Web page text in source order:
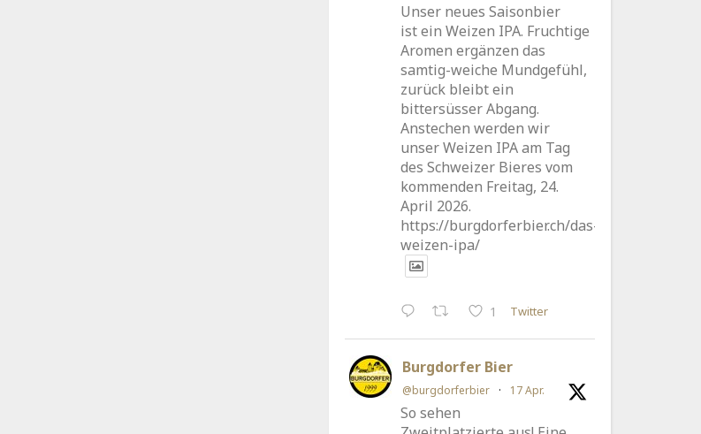
Unser neues Saisonbier
ist ein Weizen IPA. Fruchtige
Aromen ergänzen das
samtig-weiche Mundgefühl,
zurück bleibt ein
bittersüsser Abgang.
Anstechen werden wir
unser Weizen IPA am Tag
des Schweizer Bieres vom
kommenden Freitag, 24.
April 2026.
https://burgdorferbier.ch/das-
weizen-ipa/
1 Twitter
Burgdorfer Bier
@burgdorferbier · 17 Apr.
So sehen